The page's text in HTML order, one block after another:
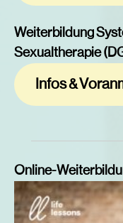
Weiterbildung
Sexualtherapie
Infos &
Online-